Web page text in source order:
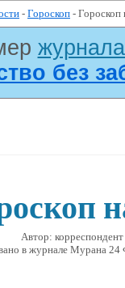
- Гороскоп - Гороскоп
без
Автор:
в журналe Мурана 24